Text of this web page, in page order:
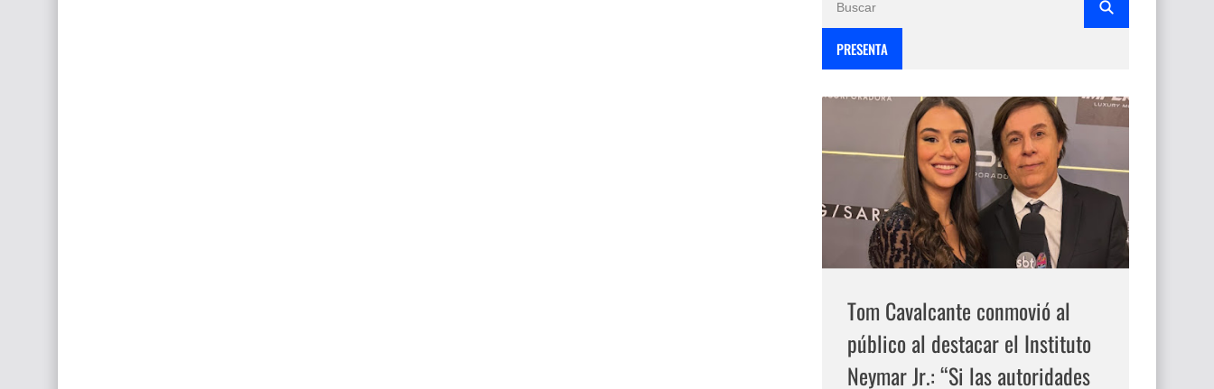
PRESENTA
Tom Cavalcante conmovió al
público al destacar el Instituto
Neymar Jr.: “Si las autoridades